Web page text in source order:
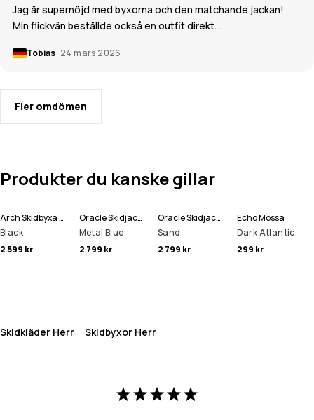
Jag är supernöjd med byxorna och den matchande jackan!
Min flickvän beställde också en outfit direkt. .
Tobias 24 mars 2026
Fler omdömen
Produkter du kanske gillar
Arch Skidbyxa Man
Black
2 599 kr
Oracle Skidjacka Man
Metal Blue
2 799 kr
Oracle Skidjacka Man
Sand
2 799 kr
Echo Mössa
Dark Atlantic
299 kr
Skidkläder Herr Skidbyxor Herr